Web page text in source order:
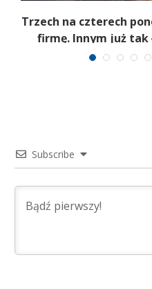
Trzech na czterech
firmę. Innym już
Subscribe